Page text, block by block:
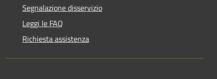
Segnalazione disservizio
Leggi le FAQ
Richiesta assistenza